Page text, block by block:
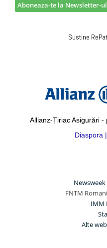
Aboneaza-te la Newsletter-
Sustine
Allianz-Țiriac Asigurări
Diaspora
FNTM
IMM
Alte